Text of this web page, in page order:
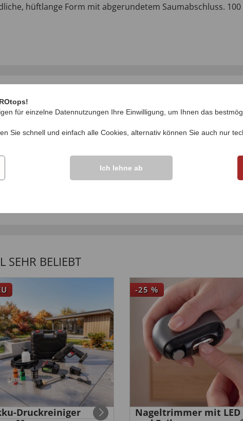
hüftlange Form mit abgerundetem Saumabschluss. 100
vor.
IHRE FRAGEN ZUM
Frage stellen
SEHR BELIEBT
Druckreiniger
-25 %
Nageltrimmer mit LED
für einzelne Datennutzungen Ihre Einwilligung, um Ihnen das
Sie schnell und einfach alle Cookies, alternativ können Sie auch nur
Ich lehne ab